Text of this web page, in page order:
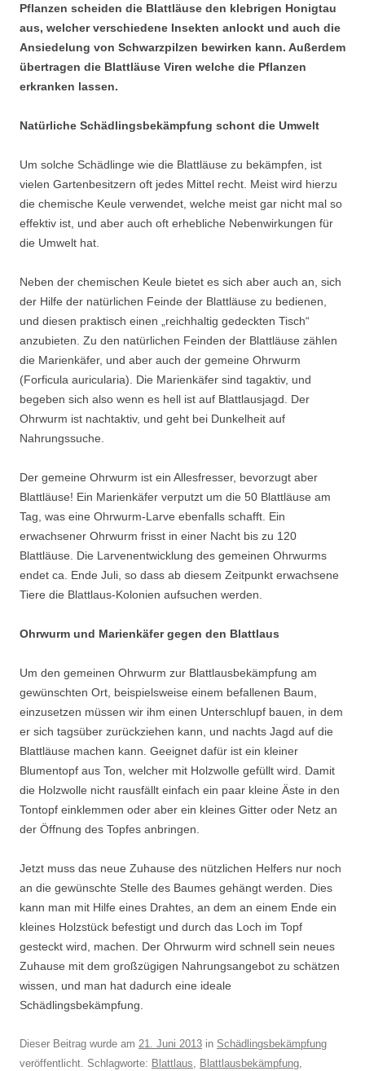
Pflanzen scheiden die Blattläuse den klebrigen Honigtau
aus, welcher verschiedene Insekten anlockt und auch die
Ansiedelung von Schwarzpilzen bewirken kann. Außerdem
übertragen die Blattläuse Viren welche die Pflanzen
erkranken lassen.
Natürliche Schädlingsbekämpfung schont die Umwelt
Um solche Schädlinge wie die Blattläuse zu bekämpfen, ist
vielen Gartenbesitzern oft jedes Mittel recht. Meist wird hierzu
die chemische Keule verwendet, welche meist gar nicht mal so
effektiv ist, und aber auch oft erhebliche Nebenwirkungen für
die Umwelt hat.
Neben der chemischen Keule bietet es sich aber auch an, sich
der Hilfe der natürlichen Feinde der Blattläuse zu bedienen,
und diesen praktisch einen „reichhaltig gedeckten Tisch“
anzubieten. Zu den natürlichen Feinden der Blattläuse zählen
die Marienkäfer, und aber auch der gemeine Ohrwurm
(Forficula auricularia). Die Marienkäfer sind tagaktiv, und
begeben sich also wenn es hell ist auf Blattlausjagd. Der
Ohrwurm ist nachtaktiv, und geht bei Dunkelheit auf
Nahrungssuche.
Der gemeine Ohrwurm ist ein Allesfresser, bevorzugt aber
Blattläuse! Ein Marienkäfer verputzt um die 50 Blattläuse am
Tag, was eine Ohrwurm-Larve ebenfalls schafft. Ein
erwachsener Ohrwurm frisst in einer Nacht bis zu 120
Blattläuse. Die Larvenentwicklung des gemeinen Ohrwurms
endet ca. Ende Juli, so dass ab diesem Zeitpunkt erwachsene
Tiere die Blattlaus-Kolonien aufsuchen werden.
Ohrwurm und Marienkäfer gegen den Blattlaus
Um den gemeinen Ohrwurm zur Blattlausbekämpfung am
gewünschten Ort, beispielsweise einem befallenen Baum,
einzusetzen müssen wir ihm einen Unterschlupf bauen, in dem
er sich tagsüber zurückziehen kann, und nachts Jagd auf die
Blattläuse machen kann. Geeignet dafür ist ein kleiner
Blumentopf aus Ton, welcher mit Holzwolle gefüllt wird. Damit
die Holzwolle nicht rausfällt einfach ein paar kleine Äste in den
Tontopf einklemmen oder aber ein kleines Gitter oder Netz an
der Öffnung des Topfes anbringen.
Jetzt muss das neue Zuhause des nützlichen Helfers nur noch
an die gewünschte Stelle des Baumes gehängt werden. Dies
kann man mit Hilfe eines Drahtes, an dem an einem Ende ein
kleines Holzstück befestigt und durch das Loch im Topf
gesteckt wird, machen. Der Ohrwurm wird schnell sein neues
Zuhause mit dem großzügigen Nahrungsangebot zu schätzen
wissen, und man hat dadurch eine ideale
Schädlingsbekämpfung.
Dieser Beitrag wurde am 21. Juni 2013 in Schädlingsbekämpfung
veröffentlicht. Schlagworte: Blattlaus, Blattlausbekämpfung,